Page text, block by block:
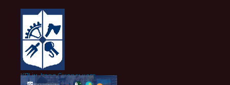
КПІ ім. Ігоря Сікорського